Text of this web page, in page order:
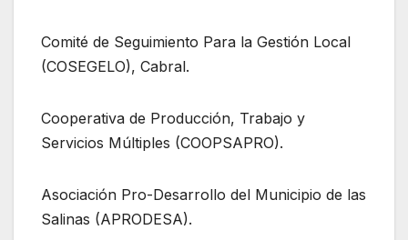
Comité de Seguimiento Para la Gestión Local
(COSEGELO), Cabral.
Cooperativa de Producción, Trabajo y
Servicios Múltiples (COOPSAPRO).
Asociación Pro-Desarrollo del Municipio de las
Salinas (APRODESA).